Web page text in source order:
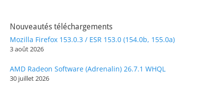
Nouveautés téléchargements
Mozilla Firefox 153.0.3 / ESR 153.0 (154.0b, 155.0a)
3 août 2026
AMD Radeon Software (Adrenalin) 26.7.1 WHQL
30 juillet 2026